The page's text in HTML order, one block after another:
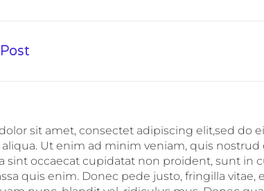
sit amet, consectet adipiscing elit,sed do
Ut enim ad minim veniam, quis nostrud
sint occaecat cupidatat non proident, sunt in
quis enim. Donec pede justo, fringilla vitae,